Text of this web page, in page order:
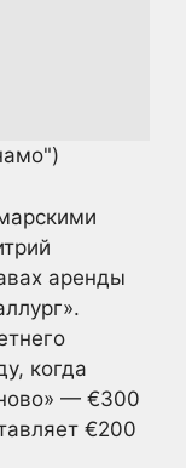
аренды
когда
— €300
€200